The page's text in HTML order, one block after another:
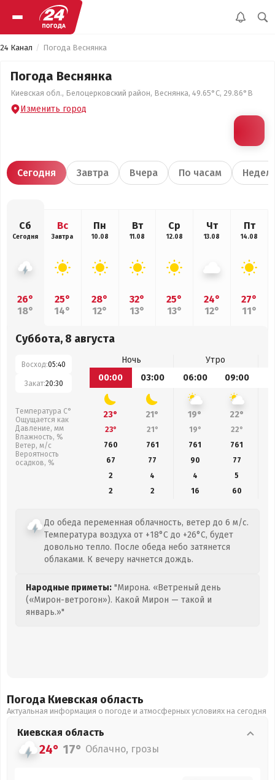
24 Канал Погода Веснянка
Погода Веснянка
Киевская обл., Белоцерковский район, Веснянка, 49.65°С, 29.86°В
Изменить город
Сегодня Завтра Вчера По часам
Сб
Сегодня
26°
18°
Вс
Завтра
25°
14°
Пн
10.08
28°
12°
Вт
11.08
32°
13°
Ср
12.08
25°
13°
Чт
13.08
24°
12°
Пт
14.08
27°
11°
Суббота, 8 августа
Восход:05:40
Закат:20:30
Температура С°
Ощущается как
Давление, мм
Влажность, %
Ветер, м/с
Вероятность
осадков, %
Ночь
Утро
00:00
03:00 06:00 09:00
23° 21° 19° 22°
23° 21° 19° 22°
760
761 761 761
67
77 90 77
2
4 4
5
2
2 16 60
До обеда переменная облачность, ветер до 6 м/с.
Температура воздуха от +18°C до +26°C, будет
довольно тепло. После обеда небо затянется
облаками. К вечеру начнется дождь.
Народные приметы: "Мирона. «Ветреный день
(«Мирон-ветрогон»). Какой Мирон — такой и
январь.»"
Погода Киевская область
Актуальная информация о погоде и атмосферных условиях на сегодня
Киевская область
24° 17° Облачно, грозы